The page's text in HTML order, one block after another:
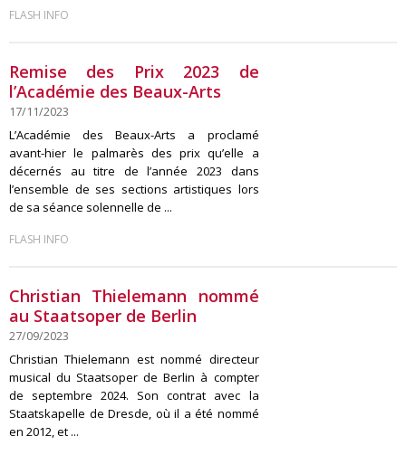
FLASH INFO
Remise des Prix 2023 de
l’Académie des Beaux-Arts
17/11/2023
L’Académie des Beaux-Arts a proclamé
avant-hier le palmarès des prix qu’elle a
décernés au titre de l’année 2023 dans
l’ensemble de ses sections artistiques lors
de sa séance solennelle de ...
FLASH INFO
Christian Thielemann nommé
au Staatsoper de Berlin
27/09/2023
Christian Thielemann est nommé directeur
musical du Staatsoper de Berlin à compter
de septembre 2024. Son contrat avec la
Staatskapelle de Dresde, où il a été nommé
en 2012, et ...